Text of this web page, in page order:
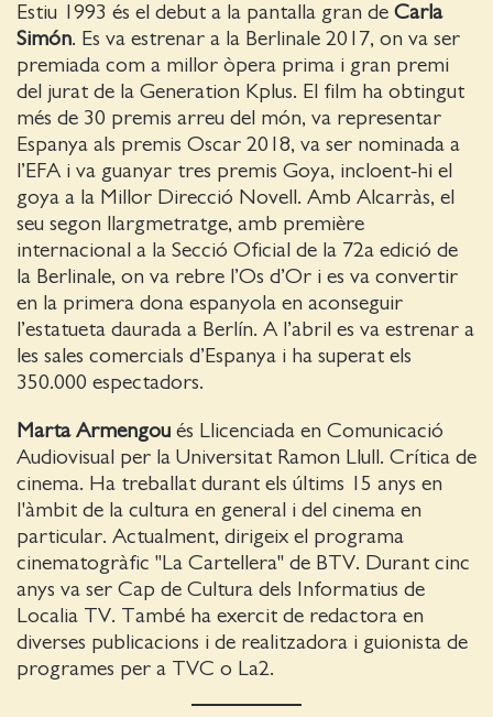
Estiu 1993 és el debut a la pantalla gran de Carla
Simón. Es va estrenar a la Berlinale 2017, on va ser
premiada com a millor òpera prima i gran premi
del jurat de la Generation Kplus. El film ha obtingut
més de 30 premis arreu del món, va representar
Espanya als premis Oscar 2018, va ser nominada a
l’EFA i va guanyar tres premis Goya, incloent-hi el
goya a la Millor Direcció Novell. Amb Alcarràs, el
seu segon llargmetratge, amb première
internacional a la Secció Oficial de la 72a edició de
la Berlinale, on va rebre l’Os d’Or i es va convertir
en la primera dona espanyola en aconseguir
l’estatueta daurada a Berlín. A l’abril es va estrenar a
les sales comercials d’Espanya i ha superat els
350.000 espectadors.
Marta Armengou és Llicenciada en Comunicació
Audiovisual per la Universitat Ramon Llull. Crítica de
cinema. Ha treballat durant els últims 15 anys en
l'àmbit de la cultura en general i del cinema en
particular. Actualment, dirigeix el programa
cinematogràfic "La Cartellera" de BTV. Durant cinc
anys va ser Cap de Cultura dels Informatius de
Localia TV. També ha exercit de redactora en
diverses publicacions i de realitzadora i guionista de
programes per a TVC o La2.